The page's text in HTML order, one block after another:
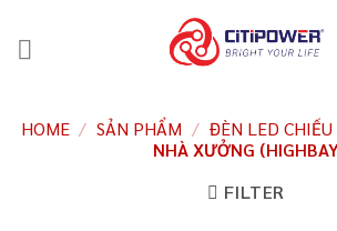
đến
HOME / SẢN PHẨM / ĐÈN LED CHIẾU
NHÀ XƯỞNG
FILTER